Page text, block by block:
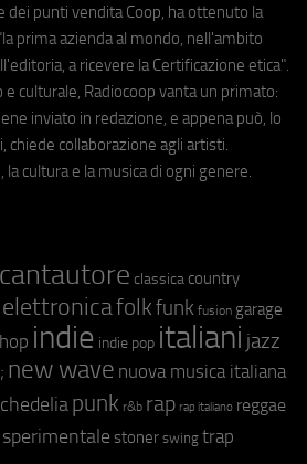
dei punti vendita Coop, ha ottenuto la
prima azienda al mondo, nell'ambito
a ricevere la Certificazione etica".
culturale, Radiocoop vanta un primato:
inviato in redazione, e appena può, lo
chiede collaborazione agli artisti.
cultura e la musica di ogni genere.
cantautore classica country
elettronicafolkfunk fusion garage
indie indie pop italiani jazz
new wave nuova musica italiana
punk r&b rap rap italiano reggae
sperimentale stoner swing trap